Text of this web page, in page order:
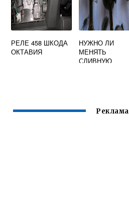
РЕЛЕ 458 ШКОДА
ОКТАВИЯ
НУЖНО ЛИ
МЕНЯТЬ
СЛИВНУЮ
Реклама